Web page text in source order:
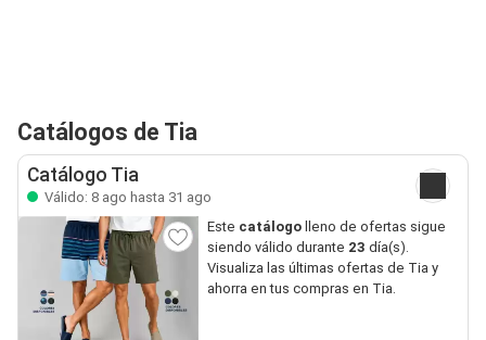
Catálogos de Tia
Catálogo Tia
Válido: 8 ago hasta 31 ago
Este catálogo lleno de ofertas sigue
siendo válido durante 23 día(s).
Visualiza las últimas ofertas de Tia y
ahorra en tus compras en Tia.